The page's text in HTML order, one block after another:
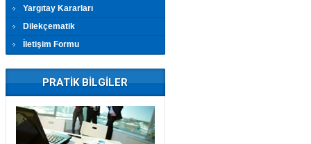
Yargıtay Kararları
Dilekçematik
İletişim Formu
PRATİK BİLGİLER